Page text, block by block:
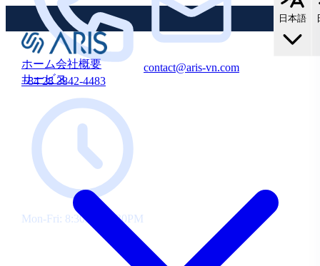
+84 28 3842-4483
Mon-Fri: 8:30AM-5:30PM
contact@aris-vn.com
中
す！
に
10%
割
存
お
日本語
ホーム会社概要
サービス